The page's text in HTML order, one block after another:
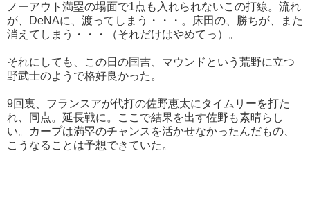
ノーアウト満塁の場面で1点も入れられないこの打線。流れ
が、DeNAに、渡ってしまう・・・。床田の、勝ちが、また
消えてしまう・・・（それだけはやめてっ）。
それにしても、この日の国吉、マウンドという荒野に立つ
野武士のようで格好良かった。
9回裏、フランスアが代打の佐野恵太にタイムリーを打た
れ、同点。延長戦に。ここで結果を出す佐野も素晴らし
い。カープは満塁のチャンスを活かせなかったんだもの、
こうなることは予想できていた。